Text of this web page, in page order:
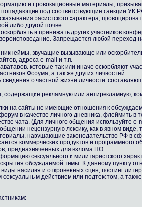
и провокационные материалы,
попадающие под соответствующие санкции УК
расистского характера,
либо другой почве.
и принижать других участников
Запрещается любой переход
никнеймы, звучащие вызывающе или
адреса e-mail и т.п.
которые так или иначе оскорбляют
Форума, а так же других личностей.
сведения о частной жизни личности,
содержащие рекламную или антирекламную,
на сайты не имеющие отношения к
в качестве личного дневника, флеймить в
чата. (Для личного общения используйте
нецензурную лексику, как в явном виде,
нарушающие законодательство РФ в
коммерческих продуктов и
предназначенных для взлома ПО.
сексуального и милитаристского
обсуждаемой темы. К данному пункту
насилия и откровенных сцен, постинг
сексуальным действием или подтекстом, а